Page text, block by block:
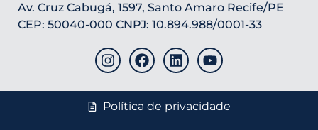
Av. Cruz Cabugá, 1597, Santo Amaro Recife/PE
CEP: 50040-000 CNPJ: 10.894.988/0001-33
Política de privacidade